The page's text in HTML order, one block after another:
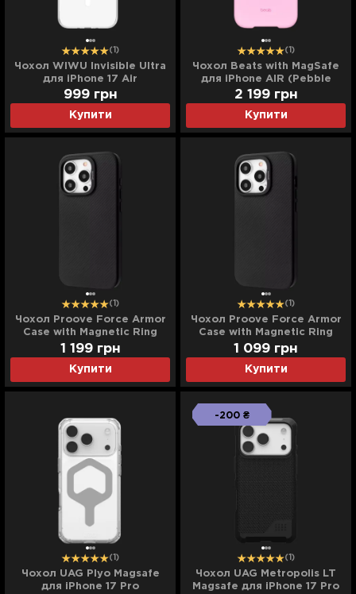
(1)
Чохол WIWU Invisible Ultra
для iPhone 17 Air
(Transparent)
Купити
999 грн
(1)
Чохол Beats with MagSafe
для iPhone AIR (Pebble
Pink)
Купити
2 199 грн
(1)
Чохол Proove Force Armor
Case with Magnetic Ring
iPhone 16 Pro Max (Black)
Купити
1 199 грн
(1)
Чохол Proove Force Armor
Case with Magnetic Ring
iPhone 16 Pro (Black)
Купити
1 099 грн
(1)
Чохол UAG Plyo Magsafe
для iPhone 17 Pro
-200 ₴
(1)
Чохол UAG Metropolis LT
Magsafe для iPhone 17 Pro